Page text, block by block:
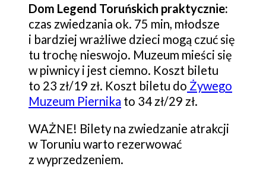
Dom Legend Toruńskich praktycznie:
czas zwiedzania ok. 75 min, młodsze
i bardziej wrażliwe dzieci mogą czuć się
tu trochę nieswojo. Muzeum mieści się
w piwnicy i jest ciemno. Koszt biletu
to 23 zł/19 zł. Koszt biletu do Żywego
Muzeum Piernika to 34 zł/29 zł.
WAŻNE! Bilety na zwiedzanie atrakcji
w Toruniu warto rezerwować
z wyprzedzeniem.